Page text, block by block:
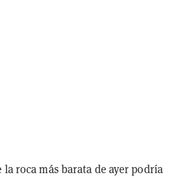
roca más barata de ayer podría